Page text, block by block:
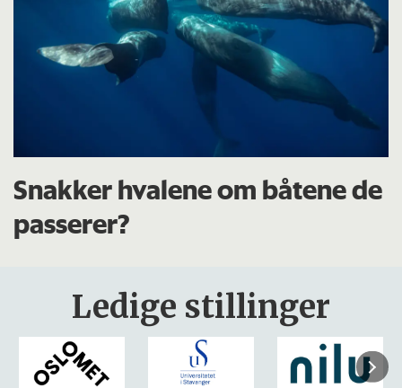
Snakker hvalene om båtene de
passerer?
Ledige stillinger